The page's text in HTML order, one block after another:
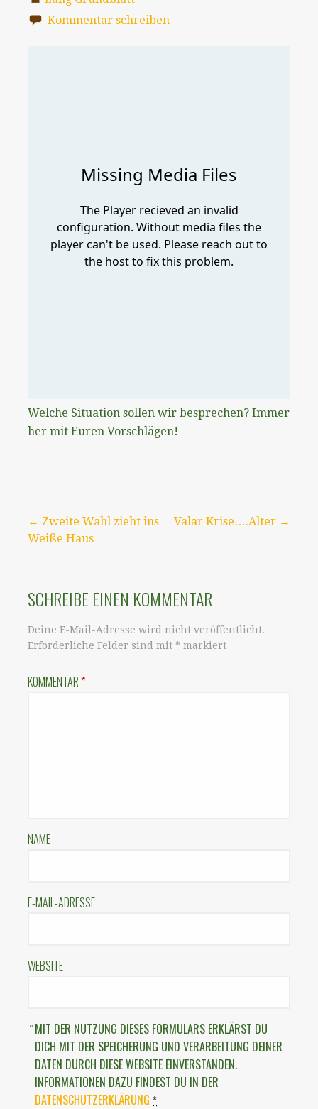
Kommentar schreiben
Welche Situation sollen wir besprechen? Immer
her mit Euren Vorschlägen!
Beitragsnavigation
← Zweite Wahl zieht ins
Weiße Haus
Valar Krise….Alter →
SCHREIBE EINEN KOMMENTAR
Deine E-Mail-Adresse wird nicht veröffentlicht.
Erforderliche Felder sind mit * markiert
KOMMENTAR*
NAME
E-MAIL-ADRESSE
WEBSITE
MIT DER NUTZUNG DIESES FORMULARS ERKLÄRST DU
DICH MIT DER SPEICHERUNG UND VERARBEITUNG DEINER
DATEN DURCH DIESE WEBSITE EINVERSTANDEN.
INFORMATIONEN DAZU FINDEST DU IN DER
DATENSCHUTZERKLÄRUNG *